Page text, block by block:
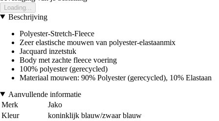
Loading...
Beschrijving
Polyester-Stretch-Fleece
Zeer elastische mouwen van polyester-elastaanmix
Jacquard inzetstuk
Body met zachte fleece voering
100% polyester (gerecycled)
Materiaal mouwen: 90% Polyester (gerecycled), 10% Elastaan
Aanvullende informatie
Merk
Jako
Kleur
koninklijk blauw/zwaar blauw